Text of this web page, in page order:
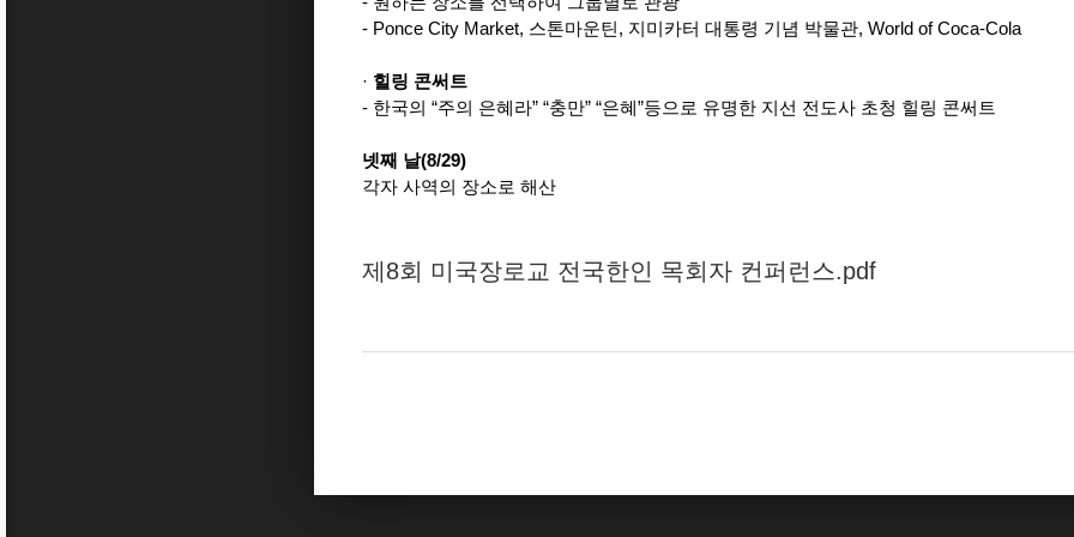
- Ponce City Market, 스톤마운틴, 지미카터 대통령 기념 박물관, World of Coca-Cola
· 힐링 콘써트
- 한국의 “주의 은혜라” “충만” “은혜”등으로 유명한 지선 전도사 초청 힐링 콘써트
넷째 날(8/29)
각자 사역의 장소로 해산
제8회 미국장로교 전국한인 목회자 컨퍼런스.pdf